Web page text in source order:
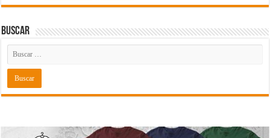
Buscar